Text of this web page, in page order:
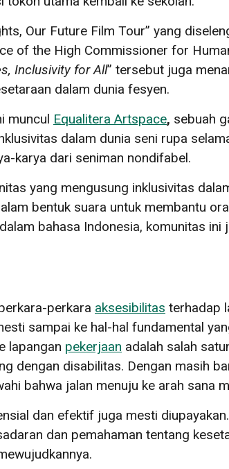
Our Future Film Tour” yang
of the High Commissioner for
Inclusivity for All” tersebut juga
dalam dunia fesyen.
muncul Equalitera Artspace, sebuah
dalam dunia seni rupa
karya dari seniman nondifabel.
yang mengusung inklusivitas
bentuk suara untuk membantu
bahasa Indonesia, komunitas
perkara aksesibilitas terhadap
sampai ke hal-hal fundamental
lapangan pekerjaan adalah salah
dengan disabilitas. Dengan masih
bahwa jalan menuju ke arah sana
dan efektif juga mesti
dan pemahaman tentang